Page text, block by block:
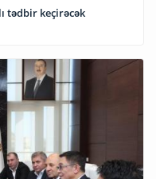
tədbir keçirəcək